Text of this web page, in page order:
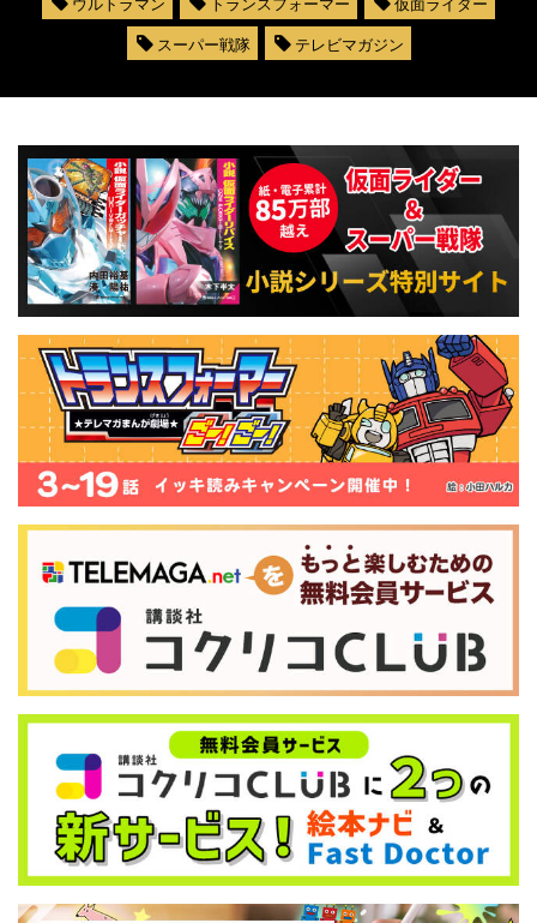
スーパー戦隊
テレビマガジン